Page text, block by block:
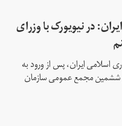
در نیویورک با وزرای
اسلامی ایران، پس از ورود به
ششمین مجمع عمومی سازمان